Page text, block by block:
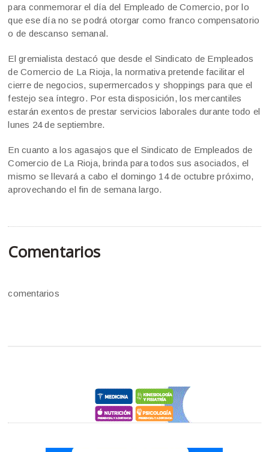
para conmemorar el día del Empleado de Comercio, por lo
que ese día no se podrá otorgar como franco compensatorio
o de descanso semanal.
El gremialista destacó que desde el Sindicato de Empleados
de Comercio de La Rioja, la normativa pretende facilitar el
cierre de negocios, supermercados y shoppings para que el
festejo sea íntegro. Por esta disposición, los mercantiles
estarán exentos de prestar servicios laborales durante todo el
lunes 24 de septiembre.
En cuanto a los agasajos que el Sindicato de Empleados de
Comercio de La Rioja, brinda para todos sus asociados, el
mismo se llevará a cabo el domingo 14 de octubre próximo,
aprovechando el fin de semana largo.
Comentarios
comentarios